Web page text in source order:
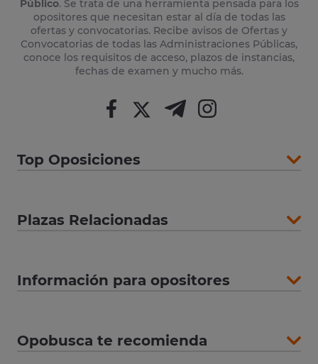
Público. Se trata de una herramienta pensada para los
opositores que necesitan estar al día de todas las
ofertas y convocatorias. Recibe avisos de Ofertas y
Convocatorias de todas las Administraciones Públicas,
conoce los requisitos de acceso, plazos de instancias,
fechas de examen y mucho más.
Top Oposiciones
Plazas Relacionadas
Información para opositores
Opobusca te recomienda